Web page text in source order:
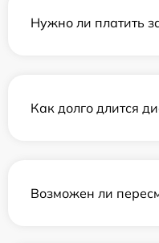
Нужно ли платить
Как долго длится
Возможен ли